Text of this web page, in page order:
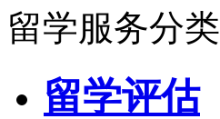
留学服务分类
留学评估